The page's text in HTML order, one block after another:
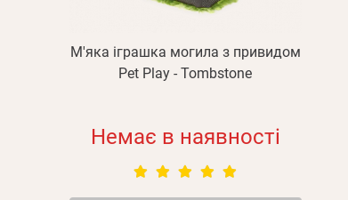
М'яка іграшка могила з привидом
Pet Play - Tombstone
Немає в наявності